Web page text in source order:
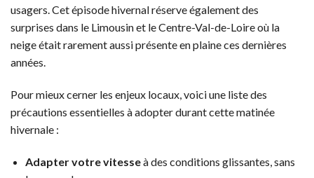
usagers. Cet épisode hivernal réserve également des
surprises dans le Limousin et le Centre-Val-de-Loire où la
neige était rarement aussi présente en plaine ces dernières
années.
Pour mieux cerner les enjeux locaux, voici une liste des
précautions essentielles à adopter durant cette matinée
hivernale :
Adapter votre vitesseà des conditions glissantes, sans